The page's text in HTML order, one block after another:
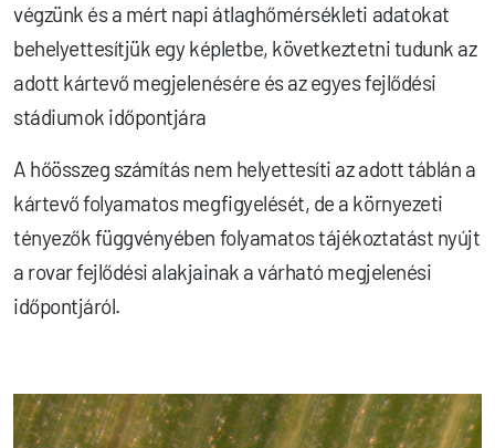
végzünk és a mért napi átlaghőmérsékleti adatokat
behelyettesítjük egy képletbe, következtetni tudunk az
adott kártevő megjelenésére és az egyes fejlődési
stádiumok időpontjára
A hőösszeg számítás nem helyettesíti az adott táblán a
kártevő folyamatos megfigyelését, de a környezeti
tényezők függvényében folyamatos tájékoztatást nyújt
a rovar fejlődési alakjainak a várható megjelenési
időpontjáról.